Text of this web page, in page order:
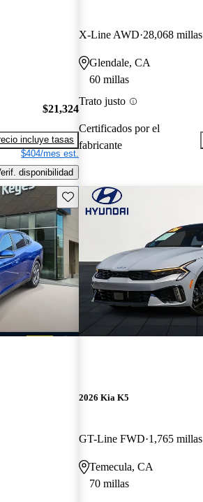
$21,324
incluye tasas
$404/mes est.
disponibilidad
X-Line AWD 28,068 millas
Glendale, CA
60 millas
Trato justo
Certificados por el
fabricante
Guarda este Aviso
2026 Kia K5
GT-Line FWD 1,765 millas
Temecula, CA
70 millas